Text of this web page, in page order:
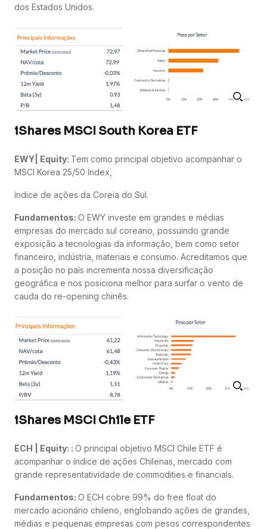
dos Estados Unidos.
iShares MSCI South Korea ETF
EWY| Equity: Tem como principal objetivo acompanhar o
MSCI Korea 25/50 Index,
índice de ações da Coreia do Sul.
Fundamentos: O EWY investe em grandes e médias
empresas do mercado sul coreano, possuindo grande
exposição a tecnologias da informação, bem como setor
financeiro, indústria, materiais e consumo. Acreditamos que
a posição no país incrementa nossa diversificação
geográfica e nos posiciona melhor para surfar o vento de
cauda do re-opening chinês.
iShares MSCI Chile ETF
ECH | Equity: : O principal objetivo MSCI Chile ETF é
acompanhar o índice de ações Chilenas, mercado com
grande representatividade de commodities e financials.
Fundamentos: O ECH cobre 99% do free float do
mercado acionário chileno, englobando ações de grandes,
médias e pequenas empresas com pesos correspondentes